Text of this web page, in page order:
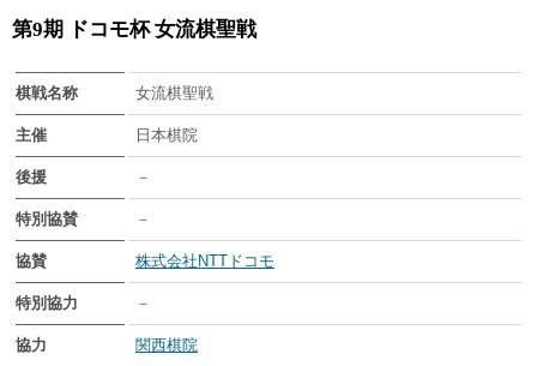
第9期 ドコモ杯 女流棋聖戦
棋戦名称 女流棋聖戦
主催 日本棋院
後援 －
特別協賛 －
協賛 株式会社NTTドコモ
特別協力 －
協力 関西棋院